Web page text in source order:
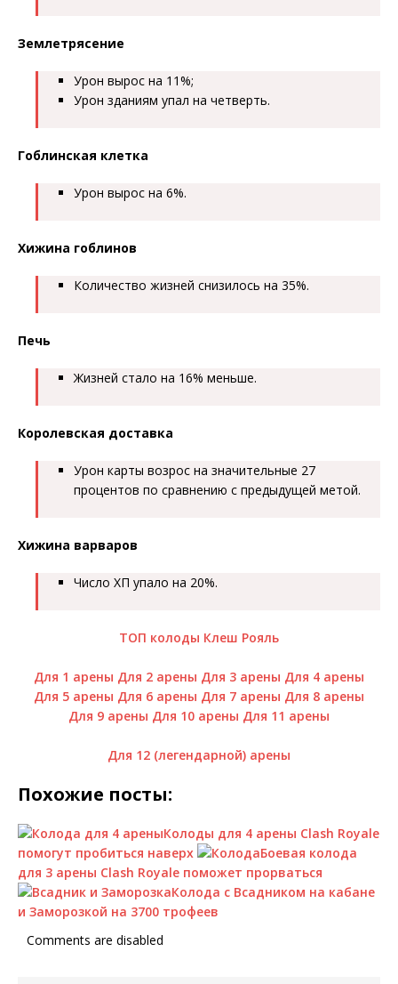
Землетрясение
Урон вырос на 11%;
Урон зданиям упал на четверть.
Гоблинская клетка
Урон вырос на 6%.
Хижина гоблинов
Количество жизней снизилось на 35%.
Печь
Жизней стало на 16% меньше.
Королевская доставка
Урон карты возрос на значительные 27
процентов по сравнению с предыдущей метой.
Хижина варваров
Число ХП упало на 20%.
ТОП колоды Клеш Рояль
Для 1 арены Для 2 арены Для 3 арены Для 4 арены
Для 5 арены Для 6 арены Для 7 арены Для 8 арены
Для 9 арены Для 10 арены Для 11 арены
Для 12 (легендарной) арены
Похожие посты:
Колоды для 4 арены Clash Royale
помогут пробиться наверх
Боевая колода
для 3 арены Clash Royale поможет прорваться
Колода с Всадником на кабане
и Заморозкой на 3700 трофеев
Comments are disabled